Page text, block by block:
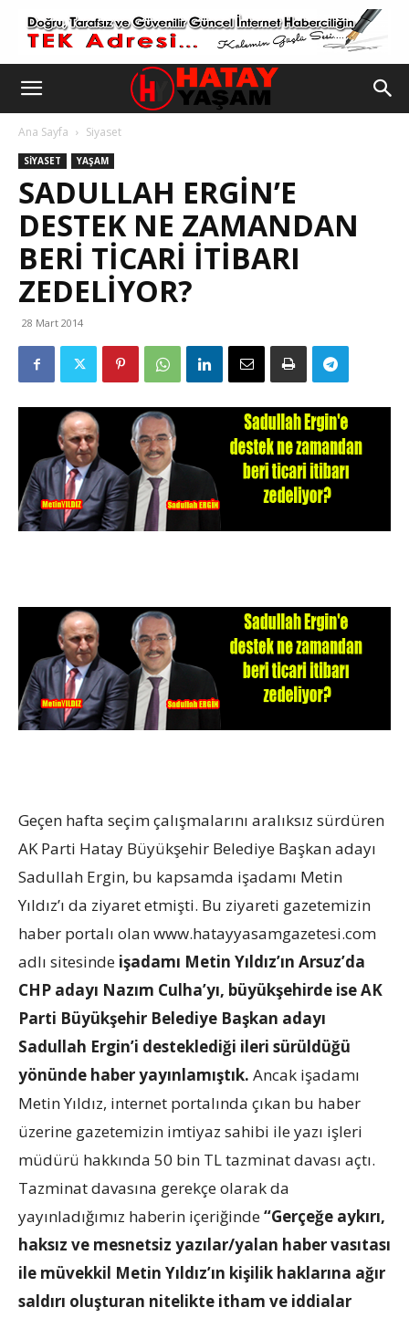
Ana Sayfa Siyaset
SIYASET YAŞAM
SADULLAH ERGIN’E
DESTEK NE ZAMANDAN
BERI TICARI ITIBARI
ZEDELIYOR?
28 Mart 2014
Geçen hafta seçim çalışmalarını aralıksız sürdüren
AK Parti Hatay Büyükşehir Belediye Başkan adayı
Sadullah Ergin, bu kapsamda işadamı Metin
Yıldız’ı da ziyaret etmişti. Bu ziyareti gazetemizin
haber portalı olan www.hatayyasamgazetesi.com
adlı sitesinde işadamı Metin Yıldız’ın Arsuz’da
CHP adayı Nazım Culha’yı, büyükşehirde ise AK
Parti Büyükşehir Belediye Başkan adayı
Sadullah Ergin’i desteklediği ileri sürüldüğü
yönünde haber yayınlamıştık. Ancak işadamı
Metin Yıldız, internet portalında çıkan bu haber
üzerine gazetemizin imtiyaz sahibi ile yazı işleri
müdürü hakkında 50 bin TL tazminat davası açtı.
Tazminat davasına gerekçe olarak da
yayınladığımız haberin içeriğinde“Gerçeğe aykırı,
haksız ve mesnetsiz yazılar/yalan haber vasıtası
ile müvekkil Metin Yıldız’ın kişilik haklarına ağır
saldırı oluşturan nitelikte itham ve iddialar